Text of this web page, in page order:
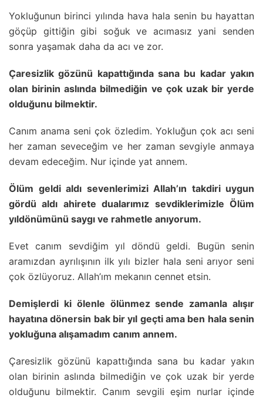
Yokluğunun birinci yılında hava hala senin bu hayattan
göçüp gittiğin gibi soğuk ve acımasız yani senden
sonra yaşamak daha da acı ve zor.
Çaresizlik gözünü kapattığında sana bu kadar yakın
olan birinin aslında bilmediğin ve çok uzak bir yerde
olduğunu bilmektir.
Canım anama seni çok özledim. Yokluğun çok acı seni
her zaman seveceğim ve her zaman sevgiyle anmaya
devam edeceğim. Nur içinde yat annem.
Ölüm geldi aldı sevenlerimizi Allah’ın takdiri uygun
gördü aldı ahirete dualarımız sevdiklerimizle Ölüm
yıldönümünü saygı ve rahmetle anıyorum.
Evet canım sevdiğim yıl döndü geldi. Bugün senin
aramızdan ayrılışının ilk yılı bizler hala seni arıyor seni
çok özlüyoruz. Allah’ım mekanın cennet etsin.
Demişlerdi ki ölenle ölünmez sende zamanla alışır
hayatına dönersin bak bir yıl geçti ama ben hala senin
yokluğuna alışamadım canım annem.
Çaresizlik gözünü kapattığında sana bu kadar yakın
olan birinin aslında bilmediğin ve çok uzak bir yerde
olduğunu bilmektir. Canım sevgili eşim nurlar içinde